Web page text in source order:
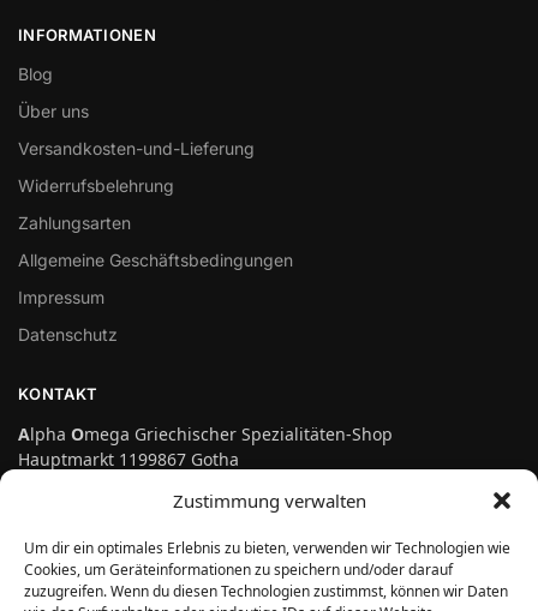
Zustimmung verwalten
Um dir ein optimales Erlebnis zu bieten, verwenden wir Technologien wie
Cookies, um Geräteinformationen zu speichern und/oder darauf
zuzugreifen. Wenn du diesen Technologien zustimmst, können wir Daten
INFORMATIONEN
Blog
Über uns
Versandkosten-und-Lieferung
Widerrufsbelehrung
Zahlungsarten
Allgemeine Geschäftsbedingungen
Impressum
Datenschutz
KONTAKT
Alpha Omega Griechischer Spezialitäten-Shop
Hauptmarkt 1199867 Gotha
info@genuss-auf-griechisch.de
Vertrag widerrufen